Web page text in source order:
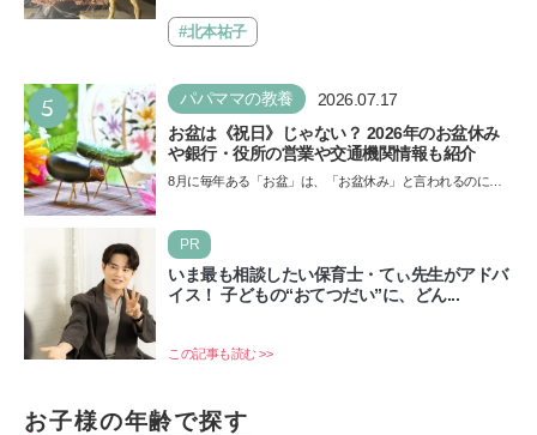
催…#北本祐子
5 パパママの教養 2026.07.17
お盆は《祝日》じゃない？ 2026年のお盆休み
や銀行・役所の営業や交通機関情報も紹介
8月に毎年ある「お盆」は、「お盆休み」と言われるのに祝
PR
いま最も相談したい保育士・てぃ先生がアドバ
イス！ 子どもの“おてつだい”に、どん...
この記事も読む >>
お子様の年齢で探す